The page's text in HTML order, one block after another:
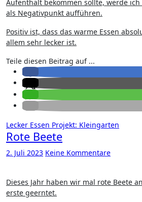
Aufenthalt bekommen sollte, werde ich
als Negativpunkt aufführen.
Positiv ist, dass das warme Essen
allem sehr lecker ist.
Teile diesen Beitrag auf ...
Lecker Essen Projekt: Kleingarten
Rote Beete
2. Juli 2023 Keine Kommentare
Dieses Jahr haben wir mal rote Beete angebaut und heute die
erste geerntet.